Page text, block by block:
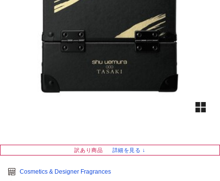
訳あり商品 詳細を見る ↓
Cosmetics & Designer Fragrances